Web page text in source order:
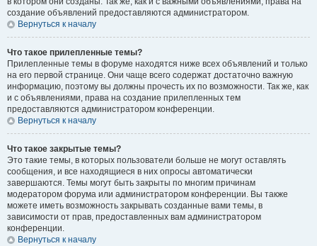
создание объявлений предоставляются администратором.
Вернуться к началу
Что такое прилепленные темы?
Прилепленные темы в форуме находятся ниже всех объявлений и только
на его первой странице. Они чаще всего содержат достаточно важную
информацию, поэтому вы должны прочесть их по возможности. Так же, как
и с объявлениями, права на создание прилепленных тем
предоставляются администратором конференции.
Вернуться к началу
Что такое закрытые темы?
Это такие темы, в которых пользователи больше не могут оставлять
сообщения, и все находящиеся в них опросы автоматически
завершаются. Темы могут быть закрыты по многим причинам
модератором форума или администратором конференции. Вы также
можете иметь возможность закрывать созданные вами темы, в
зависимости от прав, предоставленных вам администратором
конференции.
Вернуться к началу